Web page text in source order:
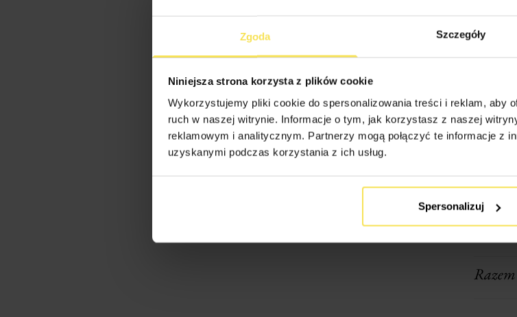
Zgoda Szczegóły
Niniejsza strona korzysta z plików cookie
Wykorzystujemy pliki cookie do spersonalizowania treści i reklam, aby
ruch w naszej witrynie. Informacje o tym, jak korzystasz z naszej
reklamowym i analitycznym. Partnerzy mogą połączyć te informacje z
uzyskanymi podczas korzystania z ich usług.
Spersonalizuj
1x
Razem